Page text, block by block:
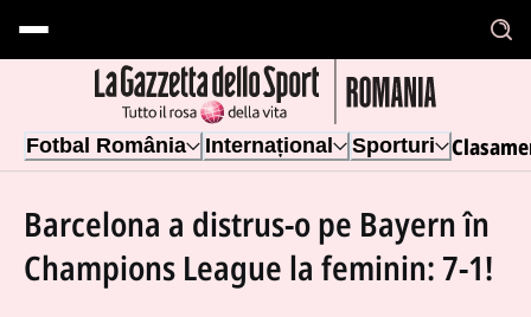
Fotbal România Internațional Sporturi
Barcelona a distrus-o pe Bayern în
Champions League la feminin: 7-1!